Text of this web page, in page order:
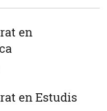
en
en Estudis